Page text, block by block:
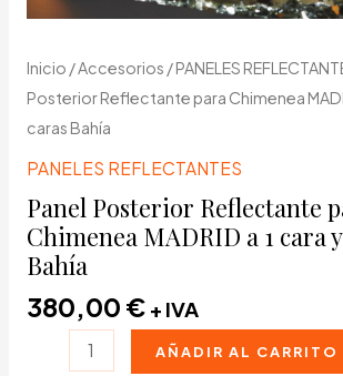
Inicio /Accesorios /PANELES
Posterior Reflectante para Chimenea
caras Bahía
PANELES REFLECTANTES
Panel Posterior Reflectante
Chimenea MADRID a 1 cara
Bahía
380,00 € + IVA
AÑADIR AL CARRITO